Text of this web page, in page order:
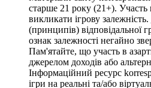
старше 21 року (21+). Участь
викликати ігрову
(принципів) відповідальної
ознак залежності негайно
Пам'ятайте, що участь в
джерелом доходів або
Інформаційний ресурс
ігри на реальні та/або